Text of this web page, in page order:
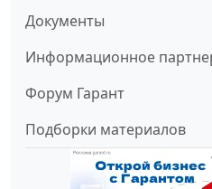
Документы
Информационное
Форум Гарант
Подборки материалов